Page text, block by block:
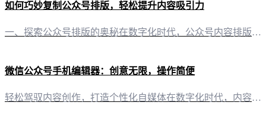
如何巧妙复制公众号排版，轻松提升内容吸引力
一、探索公众号排版的奥秘在数字化时代，公众号内容排版已成为影响读者阅读体验的关键因素。如何复制别人的公众号排版，让自家的内容更具吸引力？让我们一探究竟。 二、有一云AI：你的排版得力助手 1. 千款装修皮肤，风格随心所欲“有一云AI”为自媒体创作者提供了丰富的排版选择。包含标题、内容、图文、分隔、引导等五大类，数千款装修皮肤任你挑选，让你的公众号风格独具特色。 2. 智能匹配，一键切换在“有一云
微信公众号手机编辑器：创意无限，操作简便
轻松驾驭内容创作，打造个性化自媒体在数字化时代，内容创作已成为自媒体运营的核心。随着智能手机的普及，如何在手机上高效编辑微信公众号文章，成为了众多创作者关注的焦点。今天，就让我们一探究竟，看看如何利用“有一云AI”这款创新型的AI智能写作+排版软件，轻松实现微信公众号内容的手机端编辑。 AI赋能，写作与排版一步到位“有一云AI”以其卓越的AI技术，为自媒体创作者提供了前所未有的便利。这款软件不仅